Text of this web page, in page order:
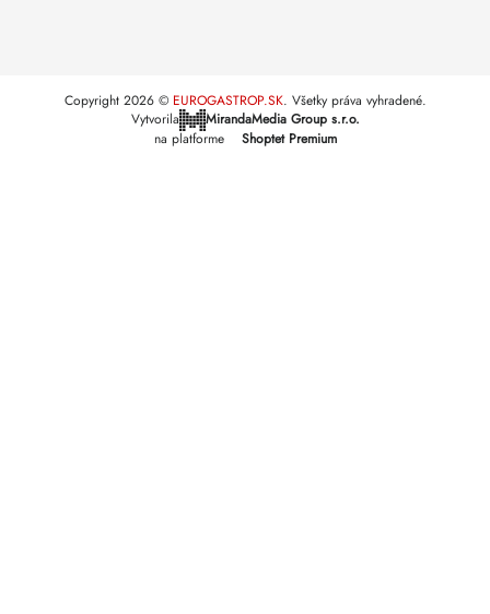
Vytvorila
MirandaMedia Group s.r.o.
na platforme
Shoptet Premium
Copyright 2026 EUROGASTROP.SK. Všetky práva vyhradené.